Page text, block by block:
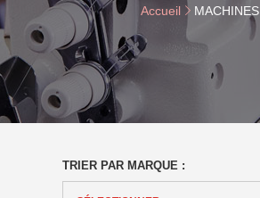
Accueil MACHINES
TRIER PAR MARQUE :